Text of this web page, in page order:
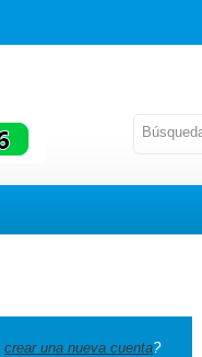
crear una nueva cuenta?